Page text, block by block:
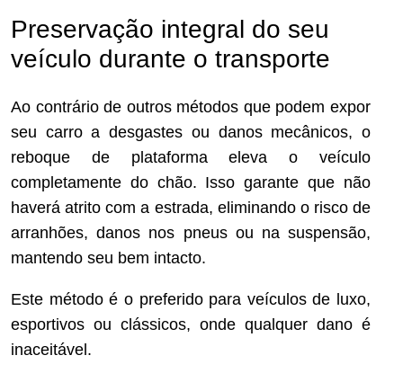
Preservação integral do seu
veículo durante o transporte
Ao contrário de outros métodos que podem expor
seu carro a desgastes ou danos mecânicos, o
reboque de plataforma eleva o veículo
completamente do chão. Isso garante que não
haverá atrito com a estrada, eliminando o risco de
arranhões, danos nos pneus ou na suspensão,
mantendo seu bem intacto.
Este método é o preferido para veículos de luxo,
esportivos ou clássicos, onde qualquer dano é
inaceitável.